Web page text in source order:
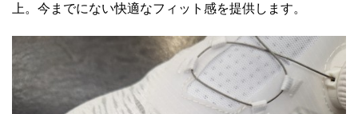
上。今までにない快適なフィット感を提供します。